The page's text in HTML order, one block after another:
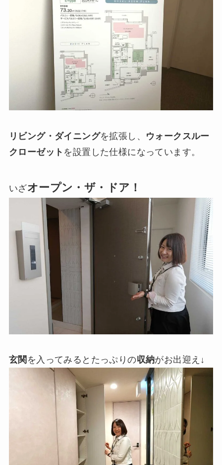
リビング・ダイニングを拡張し、
ウォークスルー
クローゼット を設置した仕様になっています。
いざオープン・ザ・ドア！
玄関 を入ってみるとたっぷりの収納がお出迎え↓